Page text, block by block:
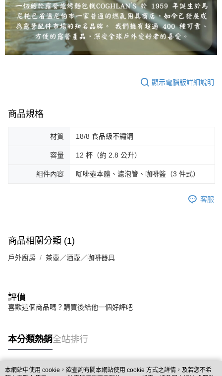
顯示電腦版詳細說明
商品規格
材質 18/8 食品級不鏽鋼
容量 12 杯（約 2.8 公升）
組件內容 咖啡壺本體、濾泡管、咖啡籃（3 件式）
客服
商品相關分類 (1)
戶外廚房 茶壺／酒壺／咖啡器具
評價
喜歡這個商品嗎？購買後給他一個好評吧
本分類熱銷全站排行
本網站中使用 cookie，欲查詢有關本網站使用 cookie 方式之詳情，及若您不希